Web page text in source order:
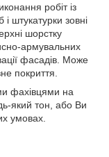
робіт із
штукатурки зовні
шорстку
армувальних
фасадів. Може
покриття.
фахівцями на
який тон, або Ви
умовах.